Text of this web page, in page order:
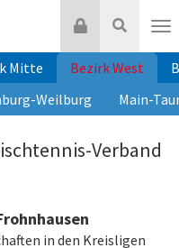
Suche
Login
Mitte Bezirk West
Weilburg Main-
Verband
in den Kreisligen